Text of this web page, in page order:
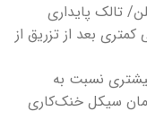
تالک پایداری
بعد از تزریق از
نسبت به
سیکل خنک‌کاری